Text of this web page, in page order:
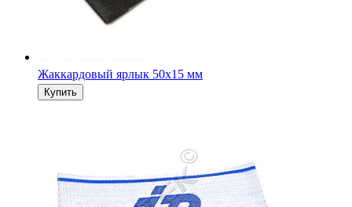
Жаккардовый ярлык 50х15 мм